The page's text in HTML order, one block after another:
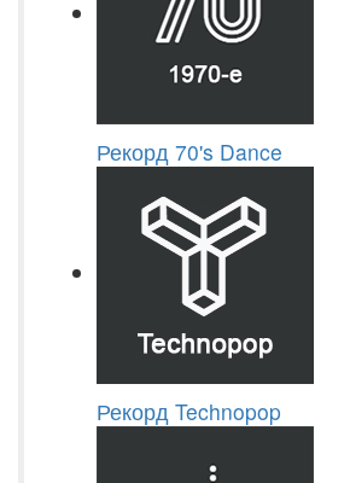
Рекорд 70's Dance
Рекорд Technopop